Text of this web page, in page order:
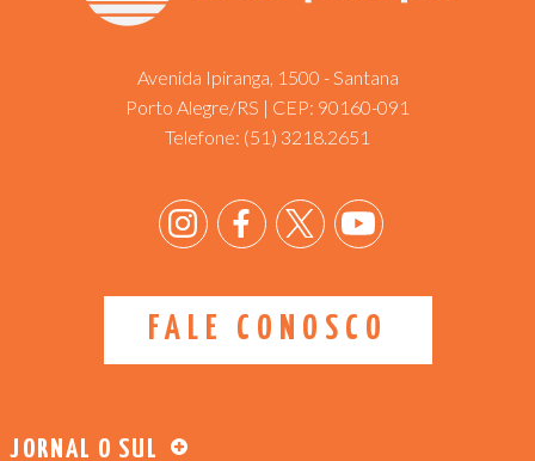
Avenida Ipiranga, 1500 - Santana
Porto Alegre/RS | CEP: 90160-091
Telefone: (51) 3218.2651
FALE CONOSCO
JORNAL O SUL